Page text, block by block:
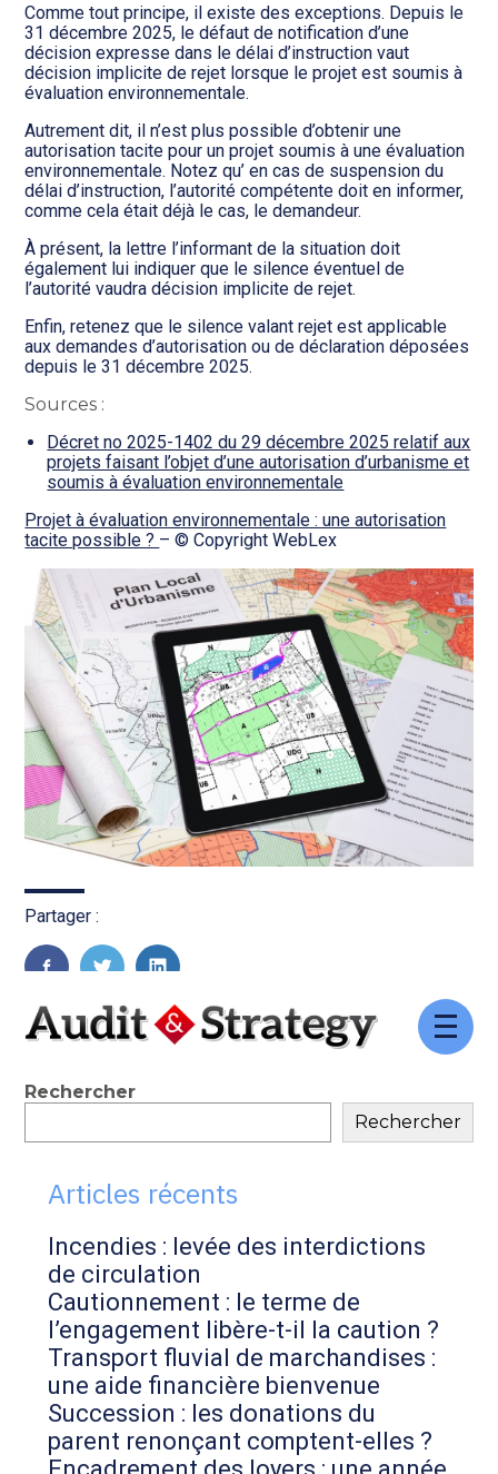
Aller
Comme tout principe, il existe des exceptions. Depuis le
31 décembre 2025, le défaut de notification d’une
décision expresse dans le délai d’instruction vaut
décision implicite de rejet lorsque le projet est soumis à
évaluation environnementale.
Autrement dit, il n’est plus possible d’obtenir une
autorisation tacite pour un projet soumis à une évaluation
environnementale. Notez qu’ en cas de suspension du
délai d’instruction, l’autorité compétente doit en informer,
comme cela était déjà le cas, le demandeur.
À présent, la lettre l’informant de la situation doit
également lui indiquer que le silence éventuel de
l’autorité vaudra décision implicite de rejet.
Enfin, retenez que le silence valant rejet est applicable
aux demandes d’autorisation ou de déclaration déposées
depuis le 31 décembre 2025.
Sources :
Décret no 2025-1402 du 29 décembre 2025 relatif aux
projets faisant l’objet d’une autorisation d’urbanisme et
soumis à évaluation environnementale
Projet à évaluation environnementale : une autorisation
tacite possible ? – © Copyright WebLex
Partager :
Blog
sidebar
Rechercher
Rechercher
Articles récents
Incendies : levée des interdictions
de circulation
Cautionnement : le terme de
l’engagement libère-t-il la caution ?
Transport fluvial de marchandises :
une aide financière bienvenue
Succession : les donations du
parent renonçant comptent-elles ?